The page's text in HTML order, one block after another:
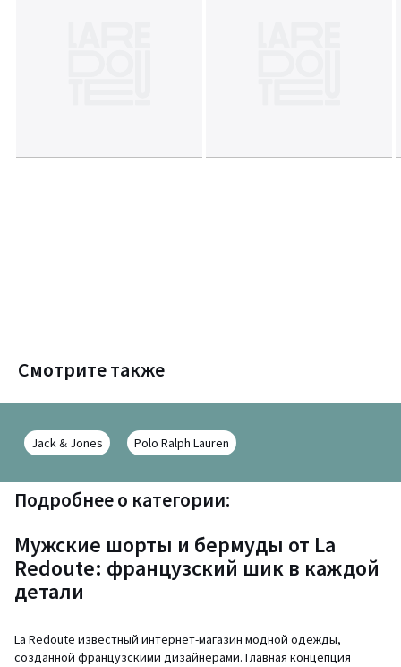
Смотрите также
Jack & Jones Polo Ralph Lauren
Подробнее о категории:
Мужские шорты и бермуды от La
Redoute: французский шик в каждой
детали
La Redoute известный интернет-магазин модной одежды,
созданной французскими дизайнерами. Главная концепция